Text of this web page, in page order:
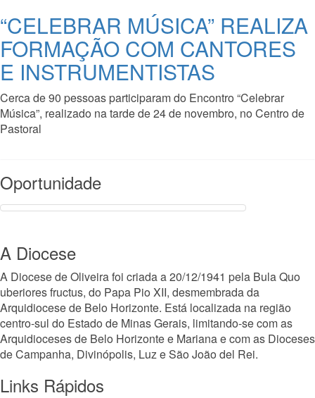
“CELEBRAR MÚSICA” REALIZA
FORMAÇÃO COM CANTORES
E INSTRUMENTISTAS
Cerca de 90 pessoas participaram do Encontro “Celebrar
Música”, realizado na tarde de 24 de novembro, no Centro de
Pastoral
Oportunidade
A Diocese
A Diocese de Oliveira foi criada a 20/12/1941 pela Bula Quo
uberiores fructus, do Papa Pio XII, desmembrada da
Arquidiocese de Belo Horizonte. Está localizada na região
centro-sul do Estado de Minas Gerais, limitando-se com as
Arquidioceses de Belo Horizonte e Mariana e com as Dioceses
de Campanha, Divinópolis, Luz e São João del Rei.
Links Rápidos